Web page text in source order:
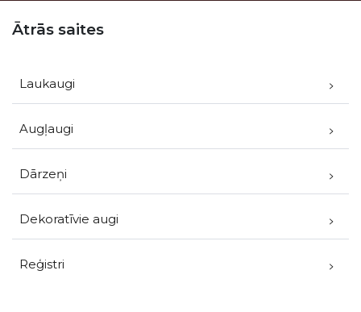
Ātrās saites
Laukaugi
Augļaugi
Dārzeņi
Dekoratīvie augi
Reģistri